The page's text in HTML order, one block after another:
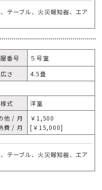
テーブル、火災報知器、エア
番号
５号室
広さ
4.5畳
様式
洋室
他 / 月
費 / 月
￥1,500
[￥15,000]
テーブル、火災報知器、エア